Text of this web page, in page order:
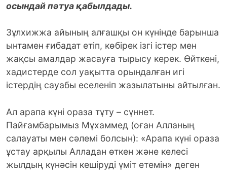
осындай пәтуа қабылдады.
Зұлхижжа айының алғашқы он күнінде барынша
ынтамен ғибадат етіп, көбірек ізгі істер мен
жақсы амалдар жасауға тырысу керек. Өйткені,
хадистерде сол уақытта орындалған игі
істердің сауабы еселеніп жазылатыны айтылған.
Ал арапа күні ораза тұту – сүннет.
Пайғамбарымыз Мұхаммед (оған Алланың
салауаты мен сәлемі болсын): «Арапа күні ораза
ұстау арқылы Алладан өткен және келесі
жылдың күнәсін кешіруді үміт етемін» деген